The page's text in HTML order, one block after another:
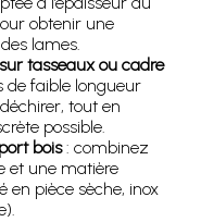
obtenir une
lames.
tasseaux ou cadre
de faible longueur
tout en
possible.
bois: combinez
et une matière
en pièce sèche, inox